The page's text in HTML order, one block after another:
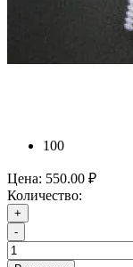
100
Цена: 550.00 ₽
Количество:
+
-